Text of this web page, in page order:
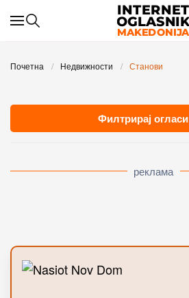
Skip to main content
Почетна Недвижности Станови
Филтрирај огласи
реклама